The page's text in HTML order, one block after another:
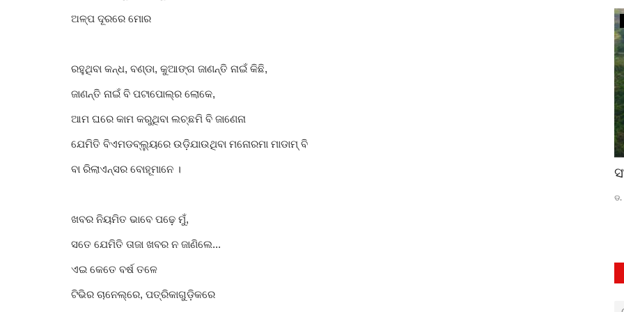
ଅଳ୍ପ ଦୂରରେ ମୋର
ରହୁଥିବା କନ୍ଧ, ବଣ୍ଡା, କୁଆଙ୍ଗ ଜାଣନ୍ତି ନାଇଁ କିଛି,
ଜାଣନ୍ତି ନାଇଁ ବି ପଟାପୋଲ୍‌ର ଲୋକେ,
ଆମ ଘରେ କାମ କରୁଥିବା ଲଚ୍ଛମି ବି ଜାଣେନା
ଯେମିତି ବିଏମଡବ୍ଲ୍ୟୁରେ ଉଡ଼ିଯାଉଥିବା ମନୋରମା ମାଡାମ୍ ବି
ବା ରିଲାଏନ୍ସର ବୋହୂମାନେ ।
ଖବର ନିୟମିତ ଭାବେ ପଢ଼େ ମୁଁ,
ସତେ ଯେମିତି ତାଜା ଖବର ନ ଜାଣିଲେ...
ଏଇ କେତେ ବର୍ଷ ତଳେ
ଟିଭିର ଚାନେଲ୍‌ରେ, ପତ୍ରିକାଗୁଡ଼ିକରେ
ମୁଖ୍ୟ ଖବର
ନାମକୁ ମାତ୍ର ଲଢେଇ, ହେଲେ ଅସଲରେ ବିଜେଡି
କେଦାର ମିଶ୍ର Aug 1, 2023
ଡ.